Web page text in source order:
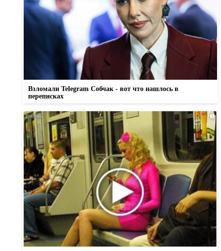
Взломали Telegram Собчак - вот что нашлось в
переписках
i